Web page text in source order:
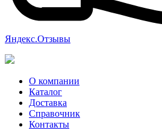
Яндекс.Отзывы
О компании
Каталог
Доставка
Справочник
Контакты